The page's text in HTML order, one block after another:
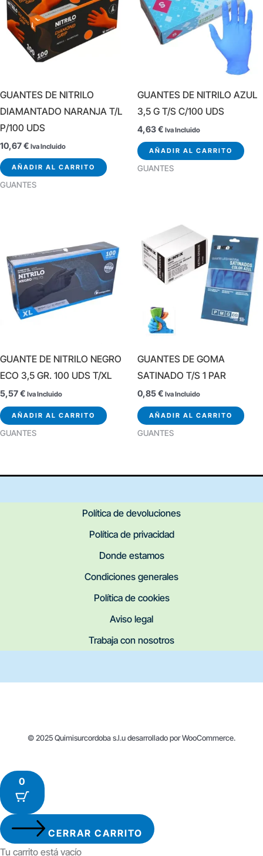
GUANTES DE NITRILO
DIAMANTADO NARANJA T/L
P/100 UDS
10,67€ Iva Incluido
AÑADIR AL CARRITO
GUANTES
GUANTES DE NITRILO AZUL
3,5 G T/S C/100 UDS
4,63€ Iva Incluido
AÑADIR AL CARRITO
GUANTES
GUANTE DE NITRILO NEGRO
ECO 3,5 GR. 100 UDS T/XL
5,57€ Iva Incluido
AÑADIR AL CARRITO
GUANTES
GUANTES DE GOMA
SATINADO T/S 1 PAR
0,85€ Iva Incluido
AÑADIR AL CARRITO
GUANTES
Política de devoluciones
Política de privacidad
Donde estamos
Condiciones generales
Política de cookies
Aviso legal
Trabaja con nosotros
© 2025 Quimisurcordoba s.l.u desarrollado por WooCommerce.
0
CERRAR CARRITO
Tu carrito está vacío